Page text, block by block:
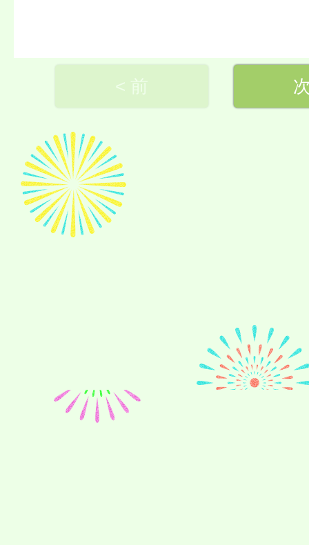
< 前